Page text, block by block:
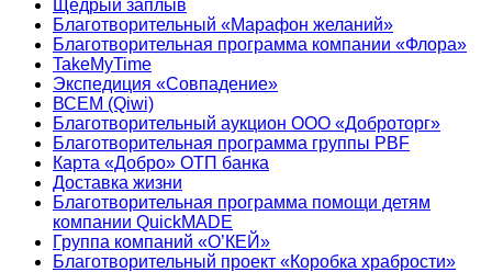
Щедрый заплыв
Благотворительный «Марафон желаний»
Благотворительная программа компании «Флора»
TakeMyTime
Экспедиция «Совпадение»
ВСЕМ (Qiwi)
Благотворительный аукцион ООО «Доброторг»
Благотворительная программа группы PBF
Карта «Добро» ОТП банка
Доставка жизни
Благотворительная программа помощи детям
компании QuickMADE
Группа компаний «О’КЕЙ»
Благотворительный проект «Коробка храбрости»